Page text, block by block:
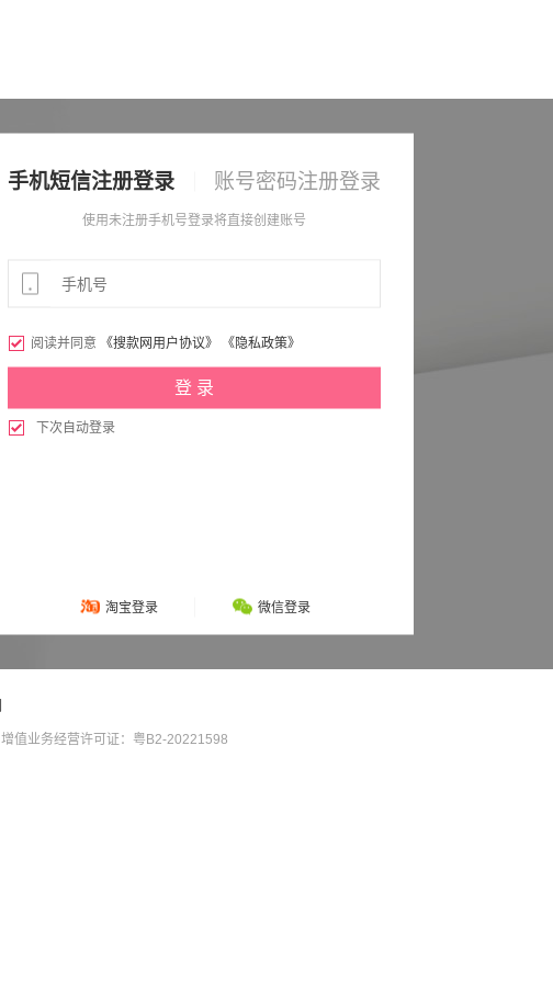
手机短信注册登录 账号密码注册登录
使用未注册手机号登录将直接创建账号
 阅读并同意 《搜款网用户协议》 《隐私政策》
 下次自动登录
淘宝登录 微信登录
增值业务经营许可证：粤B2-20221598